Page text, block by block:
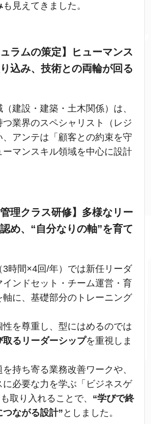
も見えてきました。
ュラムの策定】ヒューマンス
込み、技術との両輪が回る
建設・建築・土木関係）は、
つ業界のスペシャリスト（レジ
、アンテは「顧客との約束を守
ーマンスキル領域を中心に設計
管理クラス研修】多様なリー
め、“自分なりの軸”を育て
3時間×4回/年）では新任リーダ
インドセット・チーム運営・育
軸に、基礎部分のトレーニング
を尊重し、型にはめるのでは
取るリーダーシップを重視しま
持ち寄る業務改善ワークや、
必要な力を学ぶ「ビジネスゲ
取り入れることで、 “学びで終
ながる設計” としました。